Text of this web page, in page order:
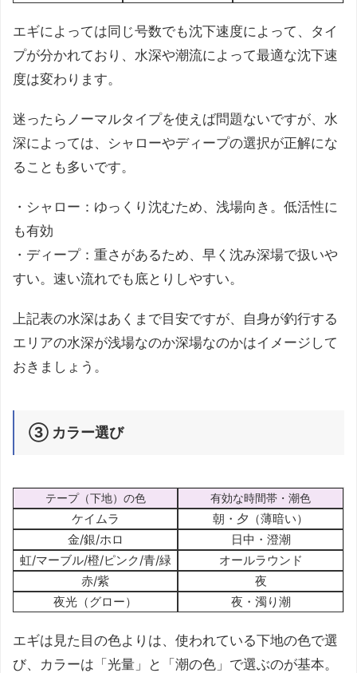
エギによっては同じ号数でも沈下速度によって、タイ
プが分かれており、水深や潮流によって最適な沈下速
度は変わります。
迷ったらノーマルタイプを使えば問題ないですが、水
深によっては、シャローやディープの選択が正解にな
ることも多いです。
・シャロー：ゆっくり沈むため、浅場向き。低活性に
も有効
・ディープ：重さがあるため、早く沈み深場で扱いや
すい。速い流れでも底とりしやすい。
上記表の水深はあくまで目安ですが、自身が釣行する
エリアの水深が浅場なのか深場なのかはイメージして
おきましょう。
③ カラー選び
テープ（下地）の色 有効な時間帯・潮色
ケイムラ
朝・夕（薄暗い）
金/銀/ホロ
日中・澄潮
虹/マーブル/橙/ピンク/青/緑
オールラウンド
赤/紫
夜
夜光（グロー）
夜・濁り潮
エギは見た目の色よりは、使われている下地の色で選
び、カラーは「光量」と「潮の色」で選ぶのが基本。